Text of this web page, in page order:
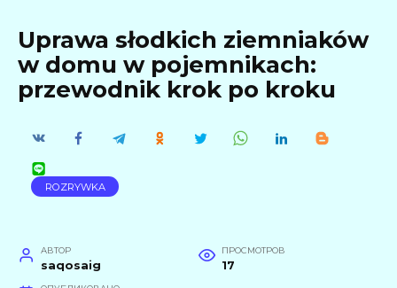
Uprawa słodkich ziemniaków
w domu w pojemnikach:
przewodnik krok po kroku
ROZRYWKA
АВТОР
saqosaig
ПРОСМОТРОВ
17